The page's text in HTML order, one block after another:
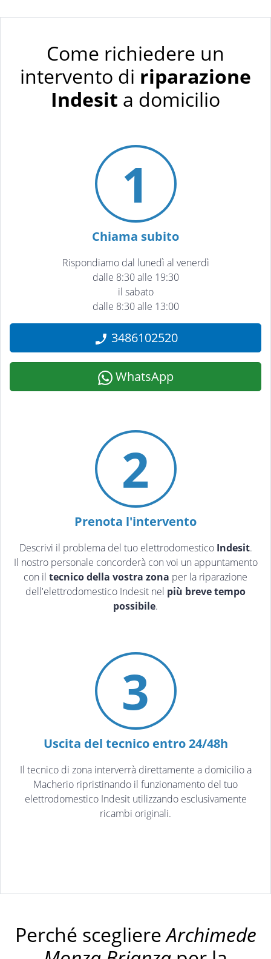
Come richiedere un
intervento di riparazione
Indesit a domicilio
1
Chiama subito
Rispondiamo dal lunedì al venerdì
dalle 8:30 alle 19:30
il sabato
dalle 8:30 alle 13:00
3486102520
WhatsApp
2
Prenota l'intervento
Descrivi il problema del tuo elettrodomestico Indesit.
Il nostro personale concorderà con voi un appuntamento
con il tecnico della vostra zona per la riparazione
dell'elettrodomestico Indesit nel più breve tempo
possibile.
3
Uscita del tecnico entro 24/48h
Il tecnico di zona interverrà direttamente a domicilio a
Macherio ripristinando il funzionamento del tuo
elettrodomestico Indesit utilizzando esclusivamente
ricambi originali.
Perché scegliereArchimede